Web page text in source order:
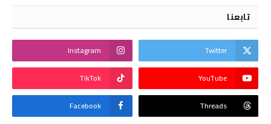
تابعنا
Twitter
Instagram
YouTube
TikTok
Threads
Facebook